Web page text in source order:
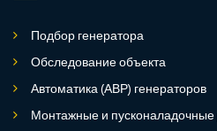
Подбор генератора
Обследование объекта
Автоматика (АВР) генераторов
Монтажные и